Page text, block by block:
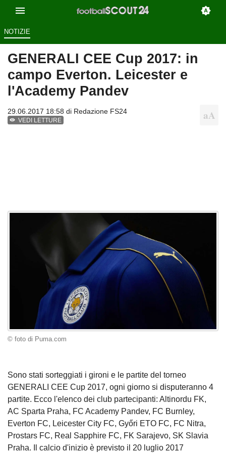
NOTIZIE
GENERALI CEE Cup 2017: in
campo Everton. Leicester e
l'Academy Pandev
29.06.2017 18:58 di Redazione FS24
VEDI LETTURE
© foto di Puma.com
Sono stati sorteggiati i gironi e le partite del torneo
GENERALI CEE Cup 2017, ogni giorno si disputeranno 4
partite. Ecco l'elenco dei club partecipanti: Altinordu FK,
AC Sparta Praha, FC Academy Pandev, FC Burnley,
Everton FC, Leicester City FC, Győri ETO FC, FC Nitra,
Prostars FC, Real Sapphire FC, FK Sarajevo, SK Slavia
Praha. Il calcio d'inizio è previsto il 20 luglio 2017